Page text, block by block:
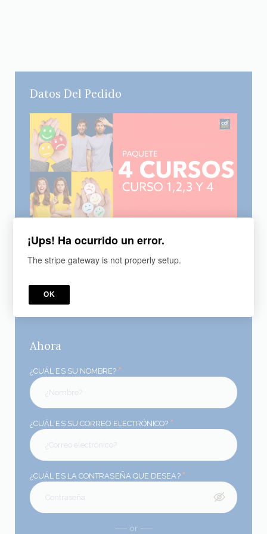
Datos Del Pedido
PAQUETE
4 products for MX$975
4 Cursos incluidos
Precio
Ahora
¿CUÁL ES SU NOMBRE? *
¿CUÁL ES SU CORREO ELECTRÓNICO? *
¿CUÁL ES LA CONTRASEÑA QUE DESEA? *
or
¡Ups! Ha ocurrido un error.
The stripe gateway is not properly setup.
OK